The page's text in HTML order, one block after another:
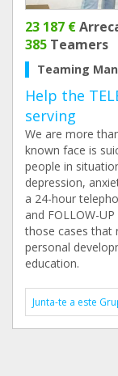
23 187 €
385 Teamers
Teaming
Help the
serving
We are more
known face is
people in
depression,
a 24-hour
and FOLLOW-
those cases that
personal
education.
Junta-te a este